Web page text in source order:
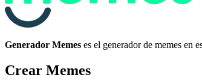
Generador Memes es el generador de memes en
Crear Memes